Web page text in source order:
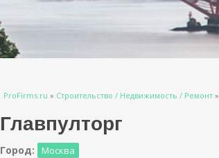
Вы здесь
ProFirms.ru » Строительство / Недвижимость / Ремонт »
Главпулторг
Город: Москва